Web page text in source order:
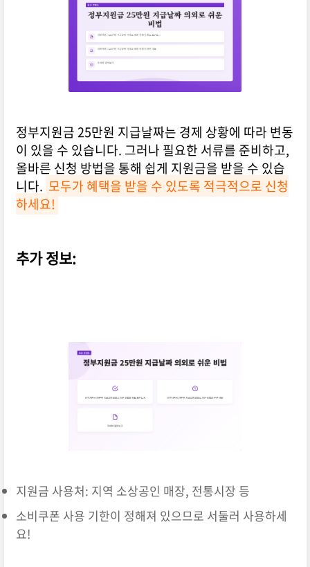
정부지원금 25만원 지급날짜는 경제 상황에 따라 변동
이 있을 수 있습니다. 그러나 필요한 서류를 준비하고,
올바른 신청 방법을 통해 쉽게 지원금을 받을 수 있습
니다. 모두가 혜택을 받을 수 있도록 적극적으로 신청
하세요!
추가 정보:
지원금 사용처: 지역 소상공인 매장, 전통시장 등
소비쿠폰 사용 기한이 정해져 있으므로 서둘러 사용하세
요!